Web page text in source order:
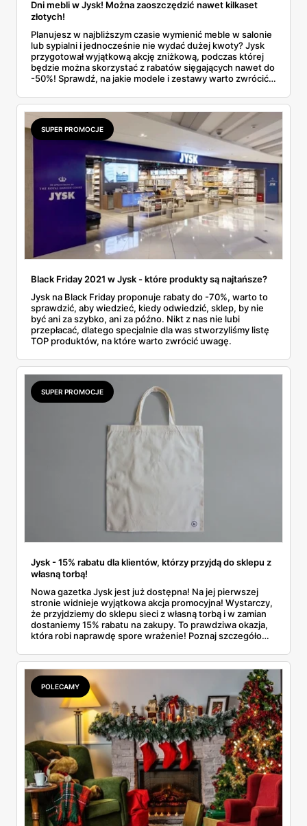
Dni mebli w Jysk! Można zaoszczędzić nawet kilkaset
złotych!
Planujesz w najbliższym czasie wymienić meble w salonie
lub sypialni i jednocześnie nie wydać dużej kwoty? Jysk
przygotował wyjątkową akcję zniżkową, podczas której
będzie można skorzystać z rabatów sięgających nawet do
-50%! Sprawdź, na jakie modele i zestawy warto zwrócić
SUPER PROMOCJE
Black Friday 2021 w Jysk - które produkty są najtańsze?
Jysk na Black Friday proponuje rabaty do -70%, warto to
sprawdzić, aby wiedzieć, kiedy odwiedzić, sklep, by nie
być ani za szybko, ani za późno. Nikt z nas nie lubi
przepłacać, dlatego specjalnie dla was stworzyliśmy listę
TOP produktów, na które warto zwrócić uwagę.
SUPER PROMOCJE
Jysk - 15% rabatu dla klientów, którzy przyjdą do sklepu z
własną torbą!
Nowa gazetka Jysk jest już dostępna! Na jej pierwszej
stronie widnieje wyjątkowa akcja promocyjna! Wystarczy,
że przyjdziemy do sklepu sieci z własną torbą i w zamian
dostaniemy 15% rabatu na zakupy. To prawdziwa okazja,
która robi naprawdę spore wrażenie! Poznaj szczegółowe
terminie można z niej skorzystać!
POLECAMY